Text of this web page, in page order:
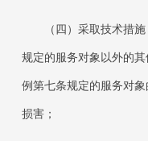
（四）采取技术措
规定的服务对象以外的
例第七条规定的服务对
损害；